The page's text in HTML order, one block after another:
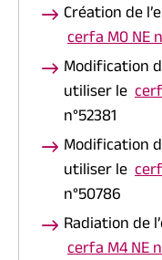
Création de
cerfa M0 NE
Modification
utiliser le
n°52381
Modification
utiliser le
n°50786
Radiation de
cerfa M4 NE